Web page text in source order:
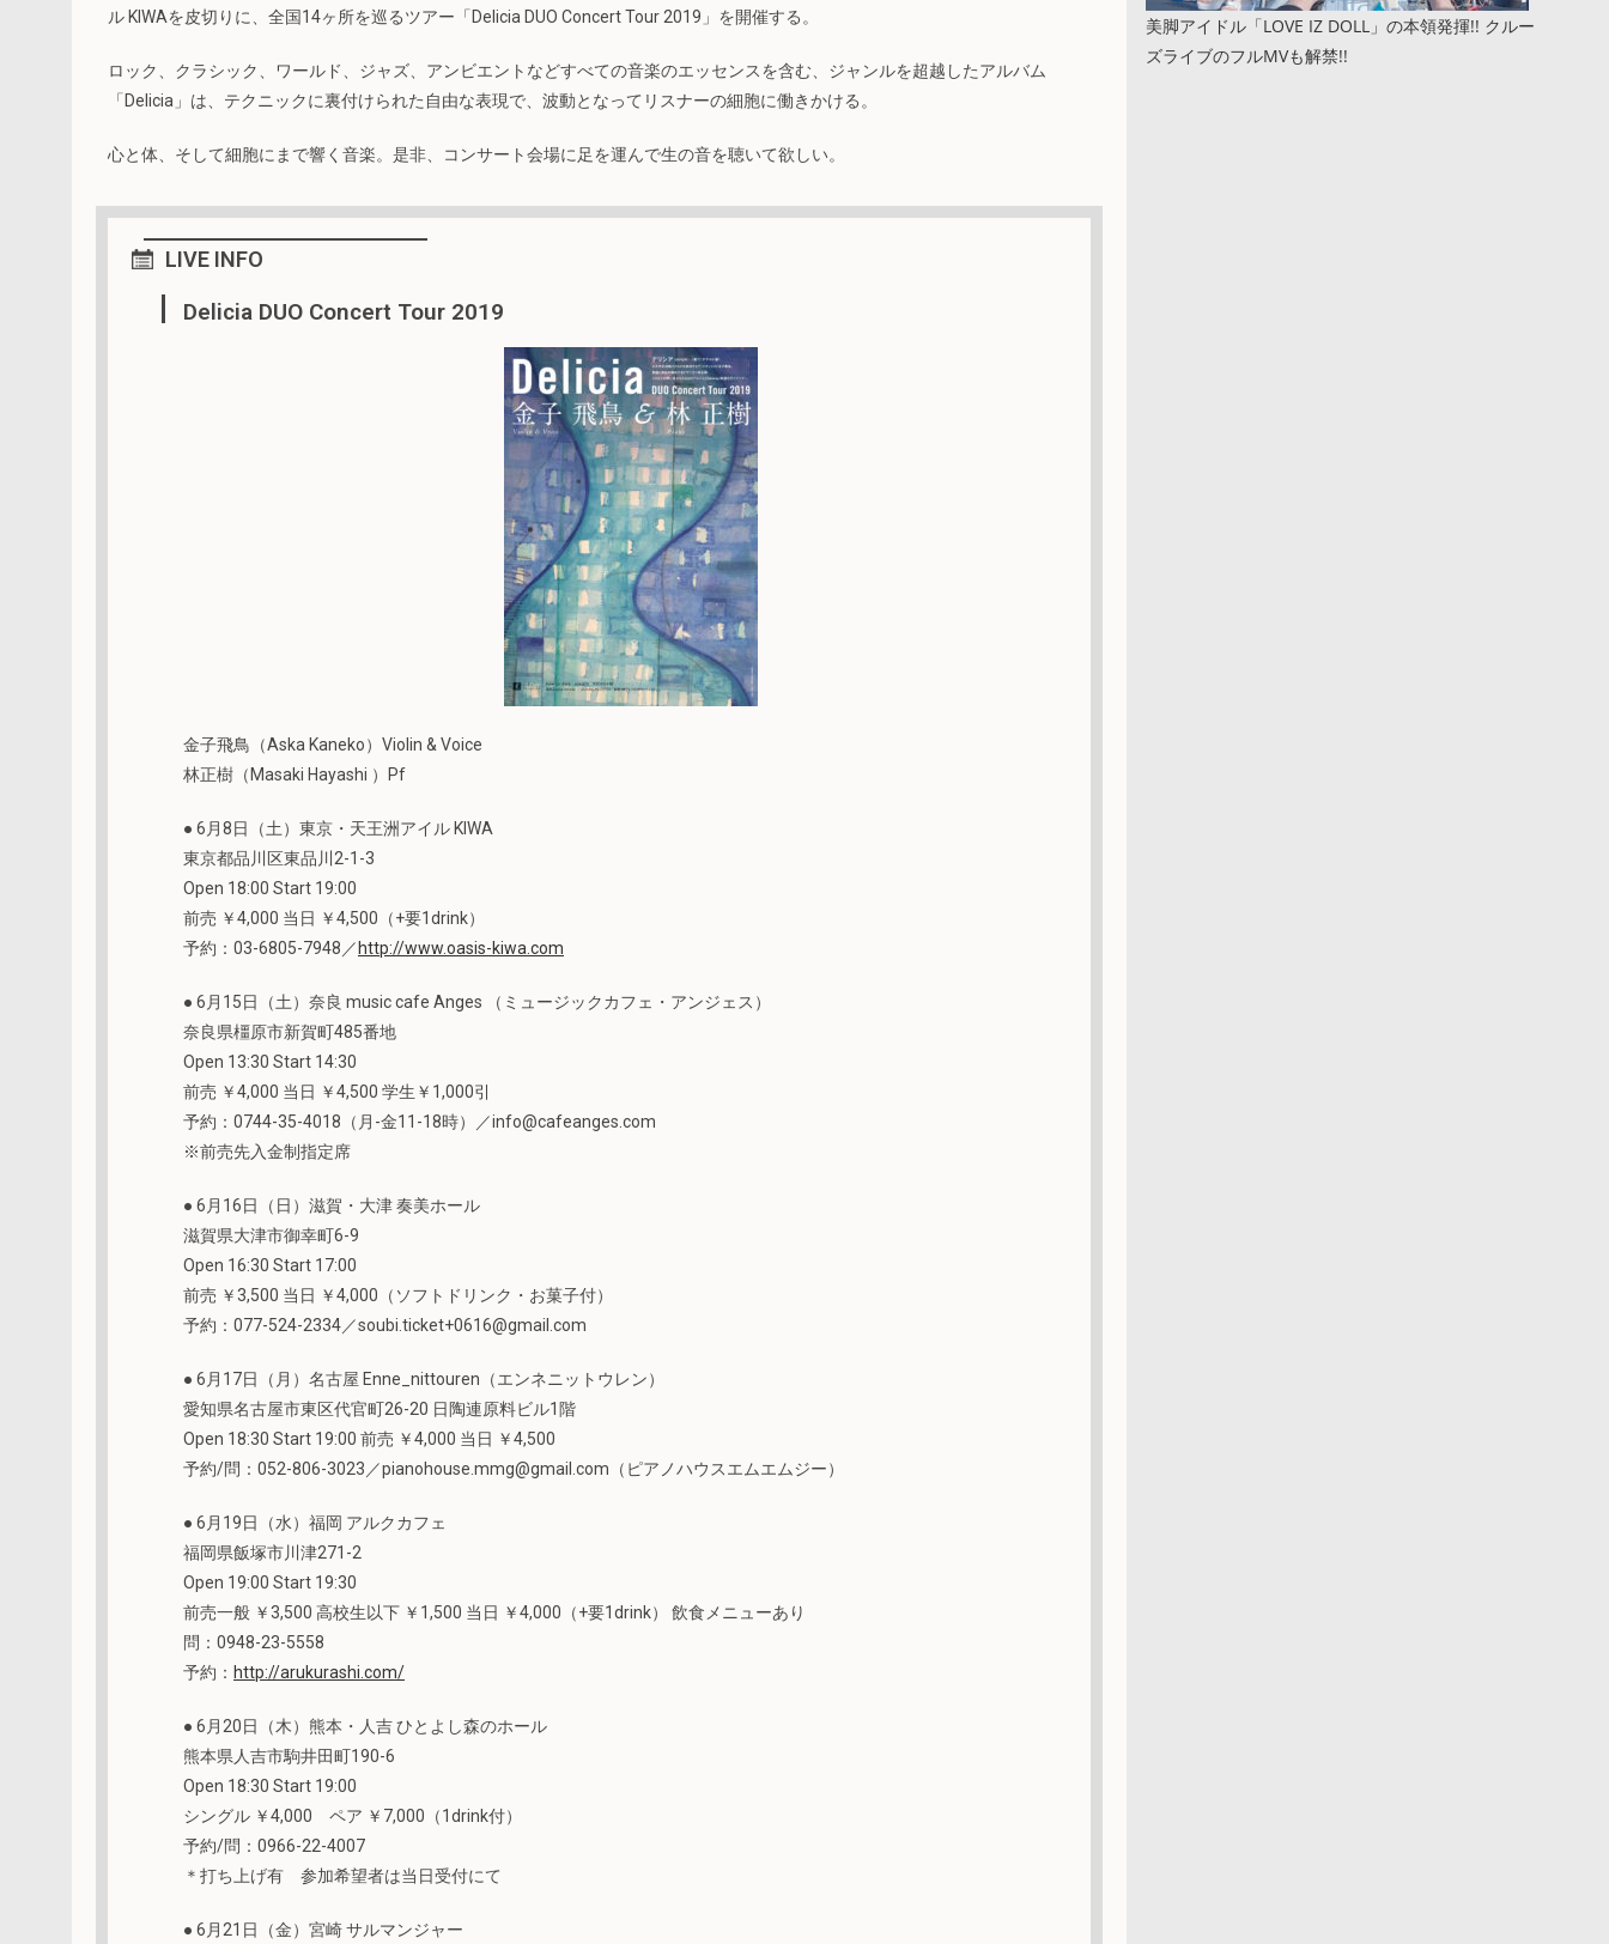
ル KIWAを皮切りに、全国14ヶ所を巡るツアー「Delicia DUO Concert Tour 2019」を開催する。
ロック、クラシック、ワールド、ジャズ、アンビエントなどすべての音楽のエッセンスを含む、ジャンルを超越したアルバム
「Delicia」は、テクニックに裏付けられた自由な表現で、波動となってリスナーの細胞に働きかける。
心と体、そして細胞にまで響く音楽。是非、コンサート会場に足を運んで生の音を聴いて欲しい。
LIVE INFO
Delicia DUO Concert Tour 2019
金子飛鳥（Aska Kaneko）Violin & Voice
林正樹（Masaki Hayashi ）Pf
● 6月8日（土）東京・天王洲アイル KIWA
東京都品川区東品川2-1-3
Open 18:00 Start 19:00
前売 ￥4,000 当日 ￥4,500（+要1drink）
予約：03-6805-7948／http://www.oasis-kiwa.com
● 6月15日（土）奈良 music cafe Anges （ミュージックカフェ・アンジェス）
奈良県橿原市新賀町485番地
Open 13:30 Start 14:30
前売 ￥4,000 当日 ￥4,500 学生￥1,000引
予約：0744-35-4018（月-金11-18時）／info@cafeanges.com
※前売先入金制指定席
● 6月16日（日）滋賀・大津 奏美ホール
滋賀県大津市御幸町6-9
Open 16:30 Start 17:00
前売 ￥3,500 当日 ￥4,000（ソフトドリンク・お菓子付）
予約：077-524-2334／soubi.ticket+0616@gmail.com
● 6月17日（月）名古屋 Enne_nittouren（エンネニットウレン）
愛知県名古屋市東区代官町26-20 日陶連原料ビル1階
Open 18:30 Start 19:00 前売 ￥4,000 当日 ￥4,500
予約/問：052-806-3023／pianohouse.mmg@gmail.com（ピアノハウスエムエムジー）
● 6月19日（水）福岡 アルクカフェ
福岡県飯塚市川津271-2
Open 19:00 Start 19:30
前売一般 ￥3,500 高校生以下 ￥1,500 当日 ￥4,000（+要1drink） 飲食メニューあり
問：0948-23-5558
予約： http://arukurashi.com/
● 6月20日（木）熊本・人吉 ひとよし森のホール
熊本県人吉市駒井田町190-6
Open 18:30 Start 19:00
シングル ￥4,000 ペア ￥7,000（1drink付）
予約/問：0966-22-4007
＊打ち上げ有 参加希望者は当日受付にて
● 6月21日（金）宮崎 サルマンジャー
美脚アイドル「LOVE IZ DOLL」の本領発揮!! クルー
ズライブのフルMVも解禁!!